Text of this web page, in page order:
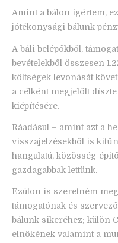
Amint a bálon ígértem,
jótékonysági bálunk
A báli belépőkből,
bevételekből összesen
költségek levonását
a célként megjelölt
kiépítésére.
Ráadásul – amint azt a
visszajelzésekből is
hangulatú, közösség-
gazdagabbak lettünk.
Ezúton is szeretném
támogatónak és
bálunk sikeréhez; külön
elnökének valamint a